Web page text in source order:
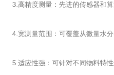
3.高精度测量：先进的传感器和
4.宽测量范围：可覆盖从微量水
5.适应性强：可针对不同物料特